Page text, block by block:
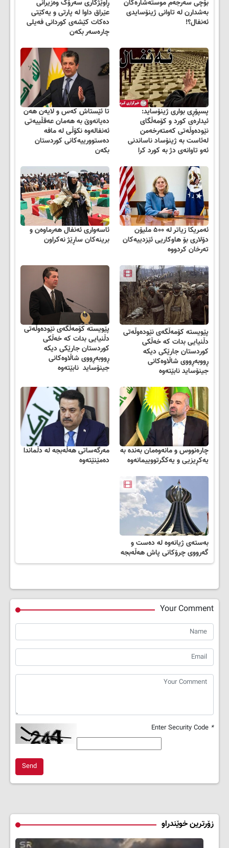
بۆچی سەرجەم موستەشارەکان
بەشدارن لە تاوانی ژینۆسایدی
ئەنفال؟!
ڕاوێژکاری سەرۆک وەزیرانی
عێراق داوا لە پارتی و یەکێتی
دەکات کێشەی کوردانی فەیلی
چارەسەر بکەن
پسپۆڕی بواری ژینۆساید:
ئیدارەی کورد و کۆمەڵگای
نێودەوڵەتی کەمتەرخەمن
لەئاست بە ژینۆساد ناساندنی
ئەو تاوانەی دژ بە کورد کرا
تا ئێستاش کەس و لایەن هەن
دەیانەوێ بە هەمان عەقڵییەتی
ئەنفالەوە نکۆڵی لە مافە
دەستوورییەکانی کوردستان
بکەن
ئەمریکا زیاتر لە ۵۰۰ ملیۆن
دۆلاری بۆ هاوکاریی ئێزدییەکان
تەرخان کردووە
ئاسەواری ئەنفال هەرماوەن و
برینەكان ساڕێژ نەكراون
پێویستە کۆمەڵگەی نێودەوڵەتی
دڵنیایی بدات کە خەڵکی
کوردستان جارێکی دیکە
ڕووبەڕووی شاڵاوەکانی
جینۆساید نابێتەوە
پێویستە کۆمەڵگەی نێودەوڵەتی
دڵنیایی بدات کە خەڵکی
کوردستان جارێکی دیکە
ڕووبەڕووی شاڵاوەکانی
جینۆساید نابێتەوە
چارەنووس ‌و مانەوەمان بەندە بە
یەکڕیزیی ‌و یەکگرتووییمانەوە
مەرگەساتی هەڵەبجە لە دڵماندا
دەمێنێتەوە
بەستەی ژیانەوە لە دەست و
گەرووی چرۆکانی پاش هەڵەبجە
Your Comment
*
Send
زۆرترین خوێندراو